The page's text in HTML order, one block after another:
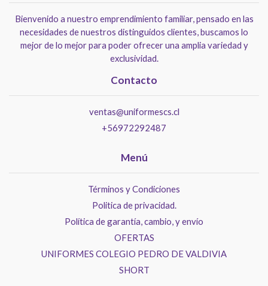
Bienvenido a nuestro emprendimiento familiar, pensado en las
necesidades de nuestros distinguidos clientes, buscamos lo
mejor de lo mejor para poder ofrecer una amplia variedad y
exclusividad.
Contacto
ventas@uniformescs.cl
+56972292487
Menú
Términos y Condiciones
Politica de privacidad.
Política de garantía, cambio, y envío
OFERTAS
UNIFORMES COLEGIO PEDRO DE VALDIVIA
SHORT